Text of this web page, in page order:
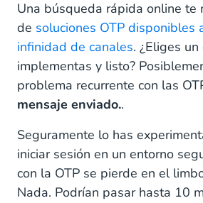
Una búsqueda rápida online te
de soluciones OTP disponibles
infinidad de canales. ¿Eliges
implementas y listo?
problema recurrente con las
mensaje enviado..
Seguramente lo has
iniciar sesión en un entorno
con la OTP se pierde en el
Nada. Podrían pasar hasta 10